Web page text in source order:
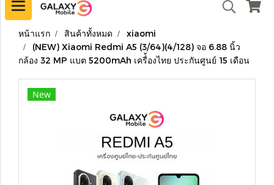
หน้าแรก สินค้าทั้งหมด
xiaomi
(NEW) Xiaomi Redmi A5 (3/64)(4/128) จอ 6.88 นิ้ว
กล้อง 32 MP แบต 5200mAh เครื่้องไทย ประกันศูนย์ 15 เดือน
New